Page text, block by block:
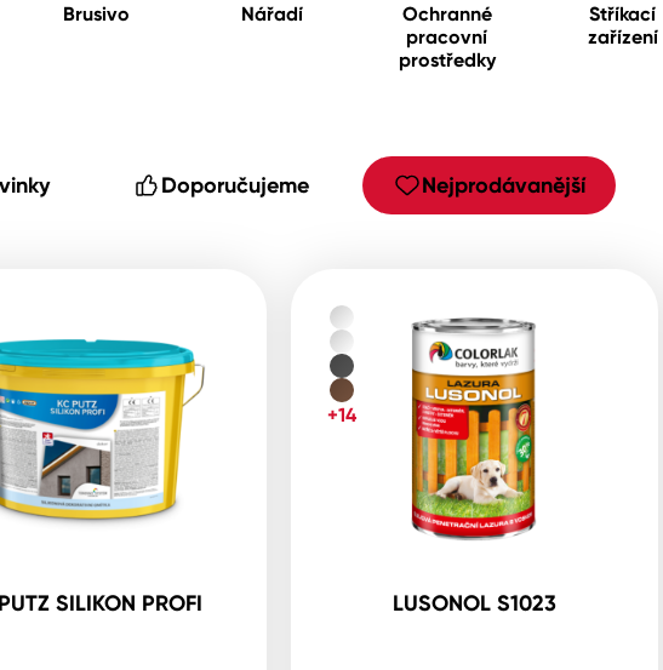
Brusivo Nářadí
Ochranné
pracovní
prostředky
Stříkací
zařízení
Doporučujeme Nejprodávanější
SILIKON PROFI LUSONOL S1023
+14